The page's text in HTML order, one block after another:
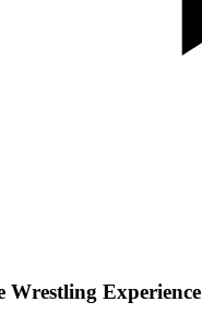
Wrestling Experience